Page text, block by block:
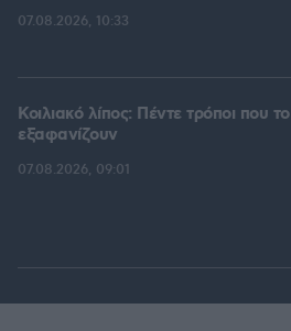
07.08.2026, 10:33
Κοιλιακό λίπος: Πέντε τρόποι που το
εξαφανίζουν
07.08.2026, 09:01